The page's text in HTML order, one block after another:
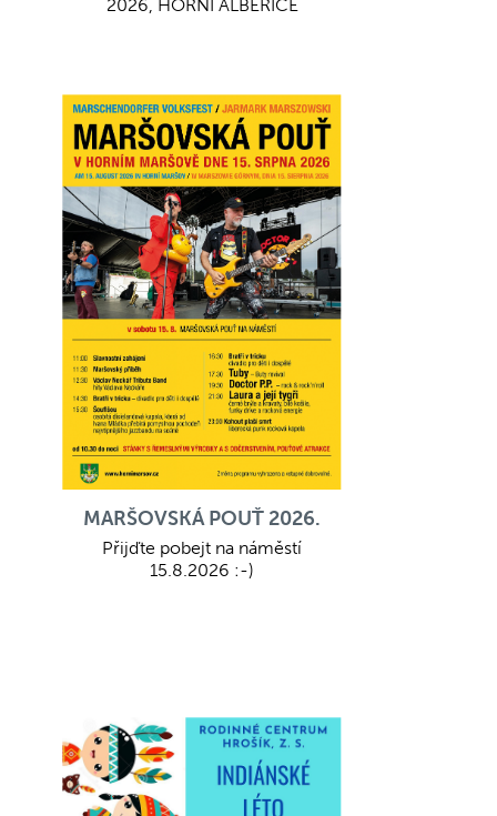
2026, HORNÍ ALBEŘICE
MARŠOVSKÁ POUŤ 2026.
Přijďte pobejt na náměstí
15.8.2026 :-)